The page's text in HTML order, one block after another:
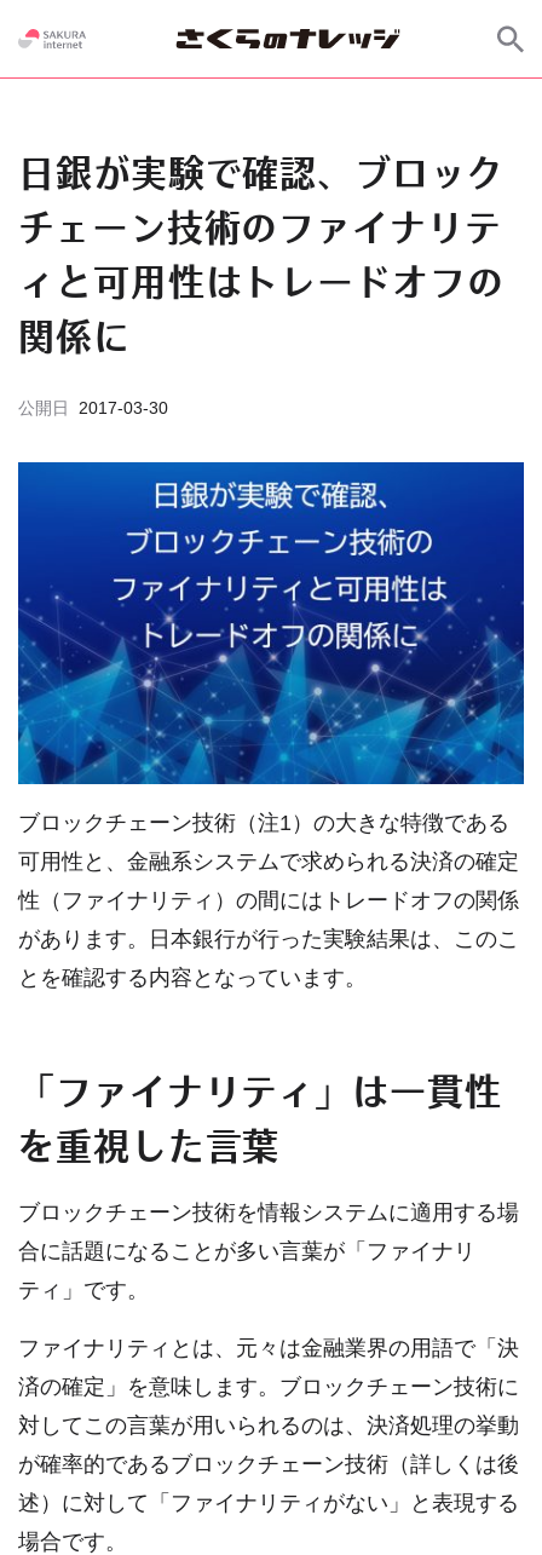
日銀が実験で確認、ブロック
チェーン技術のファイナリテ
ィと可用性はトレードオフの
関係に
公開日 2017-03-30
ブロックチェーン技術（注1）の大きな特徴である
可用性と、金融系システムで求められる決済の確定
性（ファイナリティ）の間にはトレードオフの関係
があります。日本銀行が行った実験結果は、このこ
とを確認する内容となっています。
「ファイナリティ」は一貫性
を重視した言葉
ブロックチェーン技術を情報システムに適用する場
合に話題になることが多い言葉が「ファイナリ
ティ」です。
ファイナリティとは、元々は金融業界の用語で「決
済の確定」を意味します。ブロックチェーン技術に
対してこの言葉が用いられるのは、決済処理の挙動
が確率的であるブロックチェーン技術（詳しくは後
述）に対して「ファイナリティがない」と表現する
場合です。